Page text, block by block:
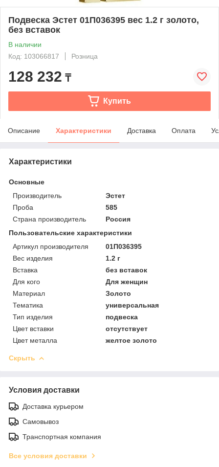
Подвеска Эстет 01П036395 вес 1.2 г золото,
без вставок
В наличии
Код: 103066817
Розница
128 232 ₸
Купить
Описание Характеристики Доставка Оплата
Характеристики
Основные
Производитель
Эстет
Проба
585
Страна производитель
Россия
Пользовательские характеристики
Артикул производителя
01П036395
Вес изделия
1.2 г
Вставка
без вставок
Для кого
Для женщин
Материал
Золото
Тематика
универсальная
Тип изделия
подвеска
Цвет вставки
отсутствует
Цвет металла
желтое золото
Скрыть
Условия доставки
Доставка курьером
Самовывоз
Транспортная компания
Все условия доставки